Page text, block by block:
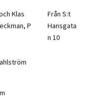
Klas
P
Från S:t
Hansgata
n 10